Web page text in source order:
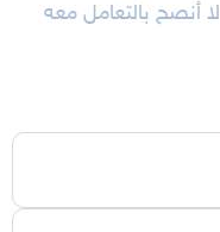
لا أنصح بالتعامل معه